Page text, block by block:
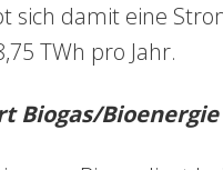
sich damit eine
TWh pro Jahr.
Biogas/Bioenergie